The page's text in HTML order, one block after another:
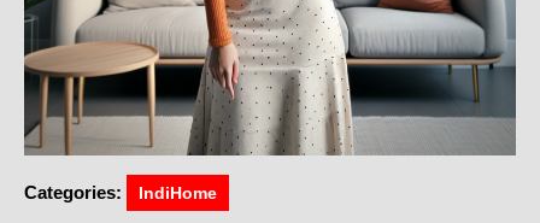
Categories: IndiHome